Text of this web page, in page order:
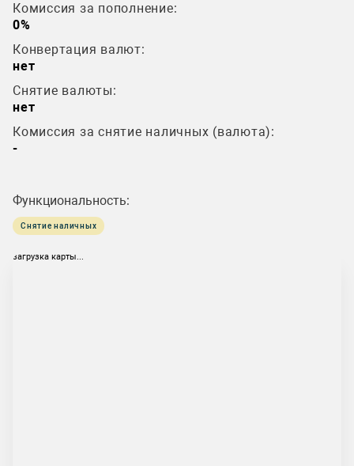
Комиссия за пополнение:
0%
Конвертация валют:
нет
Снятие валюты:
нет
Комиссия за снятие наличных (валюта):
-
Функциональность:
Снятие наличных
загрузка карты...